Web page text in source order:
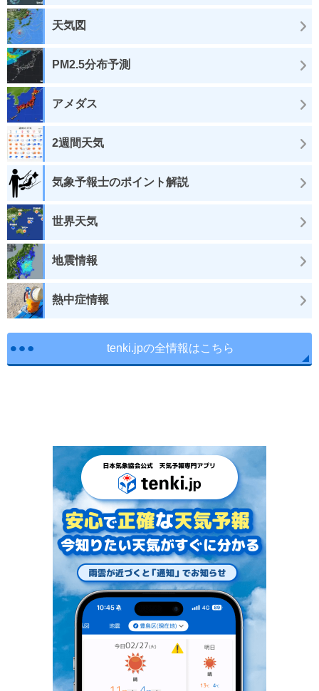
天気図
PM2.5分布予測
アメダス
2週間天気
気象予報士のポイント解説
世界天気
地震情報
熱中症情報
tenki.jpの全情報はこちら